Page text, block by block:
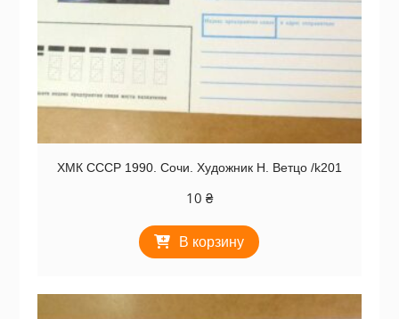
ХМК СССР 1990. Сочи. Художник Н. Ветцо /k201
10 ₴
В корзину